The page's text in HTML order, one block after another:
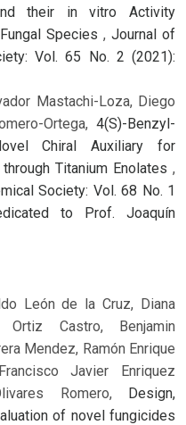
their in vitro Activity
Species , Journal of
Vol. 65 No. 2 (2021):
Mastachi-Loza, Diego
Ortega, 4(S)-Benzyl-
Chiral Auxiliary for
Titanium Enolates ,
Society: Vol. 68 No. 1
to Prof. Joaquín
León de la Cruz, Diana
Ortiz Castro, Benjamin
Mendez, Ramón Enrique
Javier Enriquez
Romero, Design,
of novel fungicides